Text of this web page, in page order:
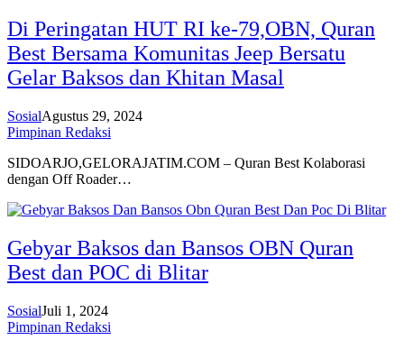
Di Peringatan HUT RI ke-79,OBN, Quran
Best Bersama Komunitas Jeep Bersatu
Gelar Baksos dan Khitan Masal
SosialAgustus 29, 2024
Pimpinan Redaksi
SIDOARJO,GELORAJATIM.COM – Quran Best Kolaborasi
dengan Off Roader…
Gebyar Baksos dan Bansos OBN Quran
Best dan POC di Blitar
SosialJuli 1, 2024
Pimpinan Redaksi